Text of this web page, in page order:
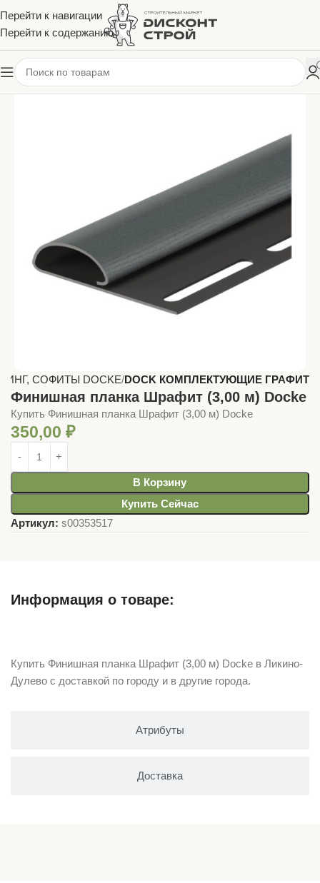
Перейти к навигации
Перейти к содержанию
СОФИТЫ DOCKE DOCK КОМПЛЕКТУЮЩИЕ ГРАФИТ
Финишная планка Шрафит (3,00 м) Docke
Купить Финишная планка Шрафит (3,00 м) Docke
350,00 ₽
В Корзину
Купить Сейчас
Артикул: s00353517
Информация о товаре:
Атрибуты
Доставка
Купить Финишная планка Шрафит (3,00 м) Docke в Ликино-
Дулево с доставкой по городу и в другие города.